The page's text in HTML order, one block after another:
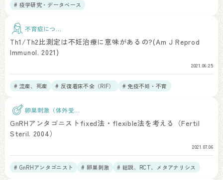
# 疫学研究・データベース
不育症につい
Th1/Th2比測定は不妊治療に意味があるの?(Am J Reprod
Immunol. 2021)
2021.06.25
# 流産、死産 # 反復着床不全（RIF） # 免疫不妊・不育
卵巣刺激（体外受
GnRHアンタゴニストfixed法・flexible法を考える（Fertil
Steril. 2004）
2021.07.06
# GnRHアンタゴニスト # 卵巣刺激 # 総説、RCT、メタアナリシス